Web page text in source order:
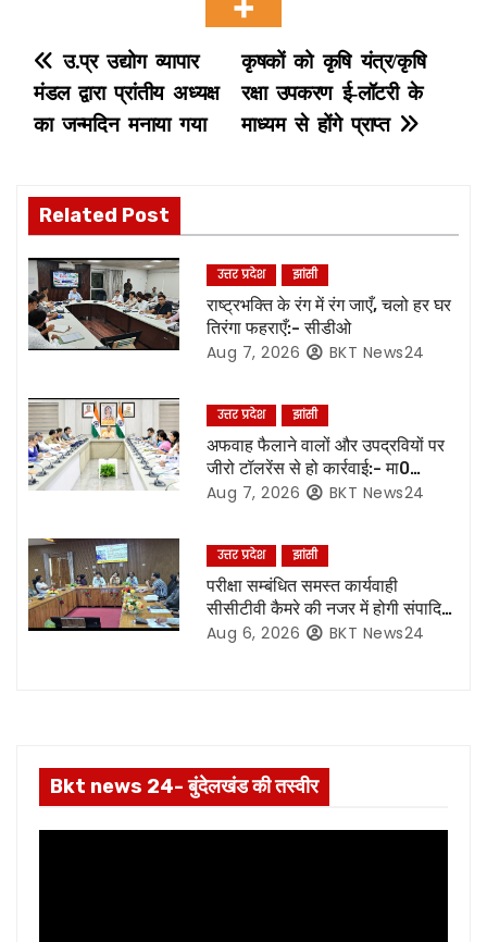
P
o
t
n
a
v
i
g
a
i
o
कृषकों को कृषि यंत्र/कृषि
रक्षा उपकरण ई-लॉटरी के
माध्यम से होंगे प्राप्त
उ.प्र उद्योग व्यापार
मंडल द्वारा प्रांतीय अध्यक्ष
का जन्मदिन मनाया गया
Related Post
उत्तर प्रदेश झांसी
राष्ट्रभक्ति के रंग में रंग जाएँ, चलो हर घर
तिरंगा फहराएँ:- सीडीओ
Aug 7, 2026 BKT News24
उत्तर प्रदेश झांसी
अफवाह फैलाने वालों और उपद्रवियों पर
जीरो टॉलरेंस से हो कार्रवाई:- मा0
मुख्यमंत्री जी*
Aug 7, 2026 BKT News24
उत्तर प्रदेश झांसी
परीक्षा सम्बंधित समस्त कार्यवाही
सीसीटीवी कैमरे की नजर में होगी संपादित,
रिकॉर्डिंग भी रहेगी सुरक्षित:- नोडल
Aug 6, 2026 BKT News24
Bkt news 24- बुंदेलखंड की तस्वीर